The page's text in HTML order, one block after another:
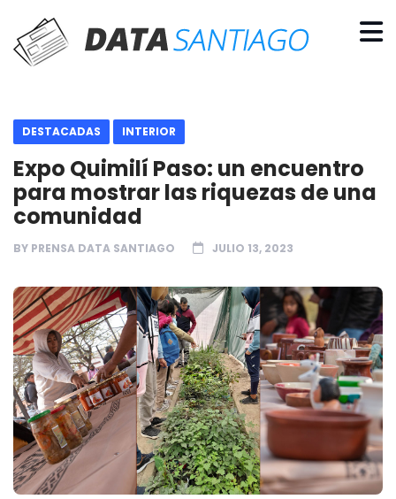
DESTACADAS INTERIOR
Expo Quimilí Paso: un encuentro
para mostrar las riquezas de una
comunidad
BY PRENSA DATA SANTIAGO JULIO 13, 2023